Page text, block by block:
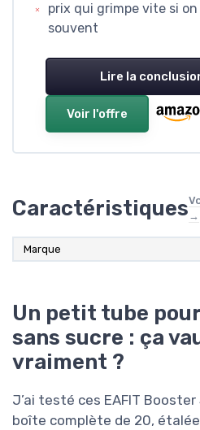
prix qui grimpe vite si
souvent
Lire la
Voir l'offre
Caractéristiques →
Marque
Un petit tube
sans sucre : ça
vraiment ?
J’ai testé ces EAFIT
boîte complète de 20,